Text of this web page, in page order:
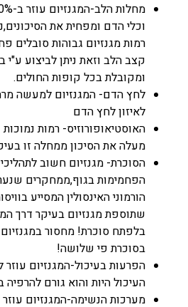
וכלי הדם ומפחית את
רמות מגנזיום גבוהות
קצב הלב וזאת ניתן לביצוע
ומקובלת בכל קופות החולים.
לחץ הדם- המגנזיום למעשה
לאיזון לחץ הדם
האוסטיאופורוזיס- רמות
מעלה את הסיכון ממחלה זו
הסוכרת- מגנזיום חשוב
הפחמימות בגוף,ממחקרים
הורמוני האינסולין המסייע
שתוספת מגנזיום בעיקר דרך
בלפתח סוכרת! מחסור
בסוכרת פי שלושה!
הפרעות בעיכול-המגנזיום
העיכול היות והוא גורם
מערכות הנשימה-המגנזיום